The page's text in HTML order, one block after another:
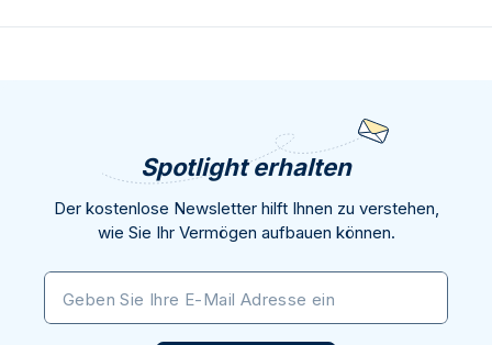
Spotlight erhalten
Der kostenlose Newsletter hilft Ihnen zu verstehen,
wie Sie Ihr Vermögen aufbauen können.
Geben Sie Ihre E-Mail Adresse ein